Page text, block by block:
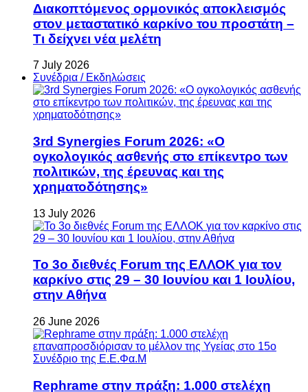
Διακοπτόμενος ορμονικός αποκλεισμός
στον μεταστατικό καρκίνο του προστάτη –
Τι δείχνει νέα μελέτη
7 July 2026
Συνέδρια / Εκδηλώσεις
3rd Synergies Forum 2026: «Ο
ογκολογικός ασθενής στο επίκεντρο των
πολιτικών, της έρευνας και της
χρηματοδότησης»
13 July 2026
Το 3ο διεθνές Forum της ΕΛΛΟΚ για τον
καρκίνο στις 29 – 30 Ιουνίου και 1 Ιουλίου,
στην Αθήνα
26 June 2026
Rephrame στην πράξη: 1.000 στελέχη